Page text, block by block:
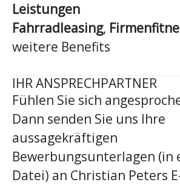
Leistungen
Fahrradleasing,
weitere Benefits
IHR ANSPRECHPARTNER
Fühlen Sie sich
Dann senden Sie uns Ihre
aussagekräftigen
Bewerbungsunterlagen (in
Datei) an Christian Peters